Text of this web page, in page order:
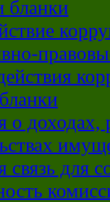
о доходах,
связь для